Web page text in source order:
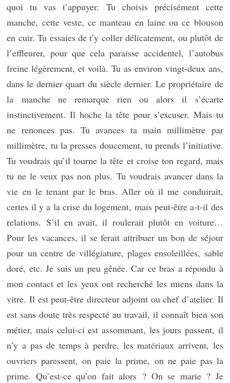
quoi tu vas t’appuyer. Tu choisis précisément cette
manche, cette veste, ce manteau en laine ou ce blouson
en cuir. Tu essaies de t’y coller délicatement, ou plutôt de
l’effleurer, pour que cela paraisse accidentel, l’autobus
freine légèrement, et voilà. Tu as environ vingt-deux ans,
dans le dernier quart du siècle dernier. Le propriétaire de
la manche ne remarque rien ou alors il s’écarte
instinctivement. Il hoche la tête pour s’excuser. Mais tu
ne renonces pas. Tu avances ta main millimètre par
millimètre, tu la presses doucement, tu prends l’initiative.
Tu voudrais qu’il tourne la tête et croise ton regard, mais
tu ne le veux pas non plus. Tu voudrais avancer dans la
vie en le tenant par le bras. Aller où il me conduirait,
certes il y a la crise du logement, mais peut-être a-t-il des
relations. S’il en avait, il roulerait plutôt en voiture…
Pour les vacances, il se ferait attribuer un bon de séjour
pour un centre de villégiature, plages ensoleillées, sable
doré, etc. Je suis un peu gênée. Car ce bras a répondu à
mon contact et les yeux ont recherché les miens dans la
vitre. Il est peut-être directeur adjoint ou chef d’atelier. Il
est sans doute très respecté au travail, il connaît bien son
métier, mais celui-ci est assommant, les jours passent, il
n’y a pas de temps à perdre, les matériaux arrivent, les
ouvriers paressent, on paie la prime, on ne paie pas la
prime. Qu’est-ce qu’on fait alors ? On se marie ? Je